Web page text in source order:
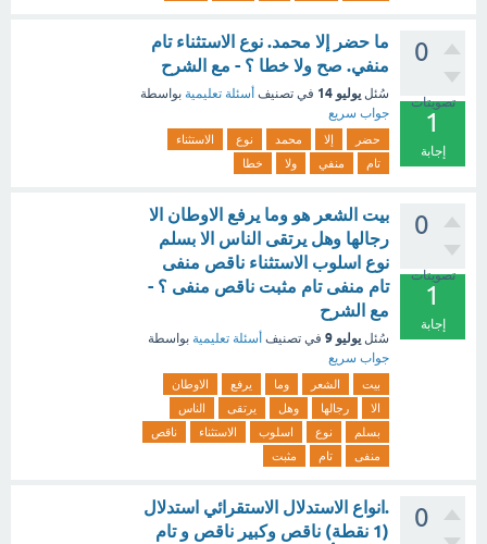
0
تصويتات
1
إجابة
ما حضر إلا محمد. نوع الاستثناء تام
منفي. صح ولا خطا ؟ - مع الشرح
سُئل يوليو 14 في تصنيف أسئلة تعليمية بواسطة
جواب سريع
حضر إلا محمد نوع
الاستثناء
تام
منفي ولا خطا
0
تصويتات
1
إجابة
بيت الشعر هو وما يرفع الاوطان الا
رجالها وهل يرتقى الناس الا بسلم
نوع اسلوب الاستثناء ناقص منفى
تام منفى تام مثبت ناقص منفى ؟ -
مع الشرح
سُئل يوليو 9 في تصنيف أسئلة تعليمية بواسطة
جواب سريع
بيت الشعر وما يرفع
الاوطان
الا
رجالها وهل يرتقى
الناس
بسلم
نوع اسلوب الاستثناء
ناقص
منفى
تام مثبت
0
.انواع الاستدلال الاستقرائي استدلال
(1 نقطة) ناقص وكبير ناقص و تام